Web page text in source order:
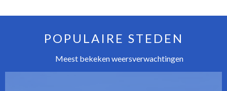
POPULAIRE STEDEN
Meest bekeken weersverwachtingen